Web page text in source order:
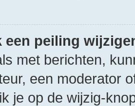
een peiling
met berichten,
een moderator
je op de wijzig-